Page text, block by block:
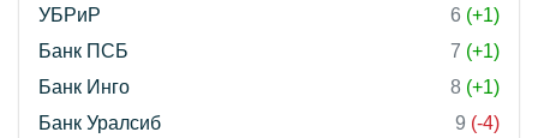
УБРиР
6 (+1)
Банк ПСБ
7 (+1)
Банк Инго
8 (+1)
Банк Уралсиб
9 (-4)